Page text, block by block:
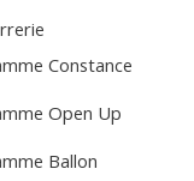
Constance
Open Up
Ballon